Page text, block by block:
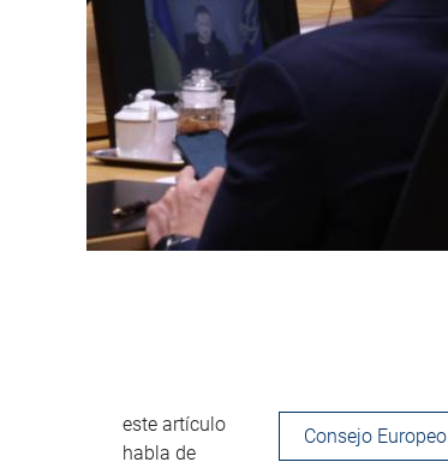
este artículo
habla de
Consejo Europeo